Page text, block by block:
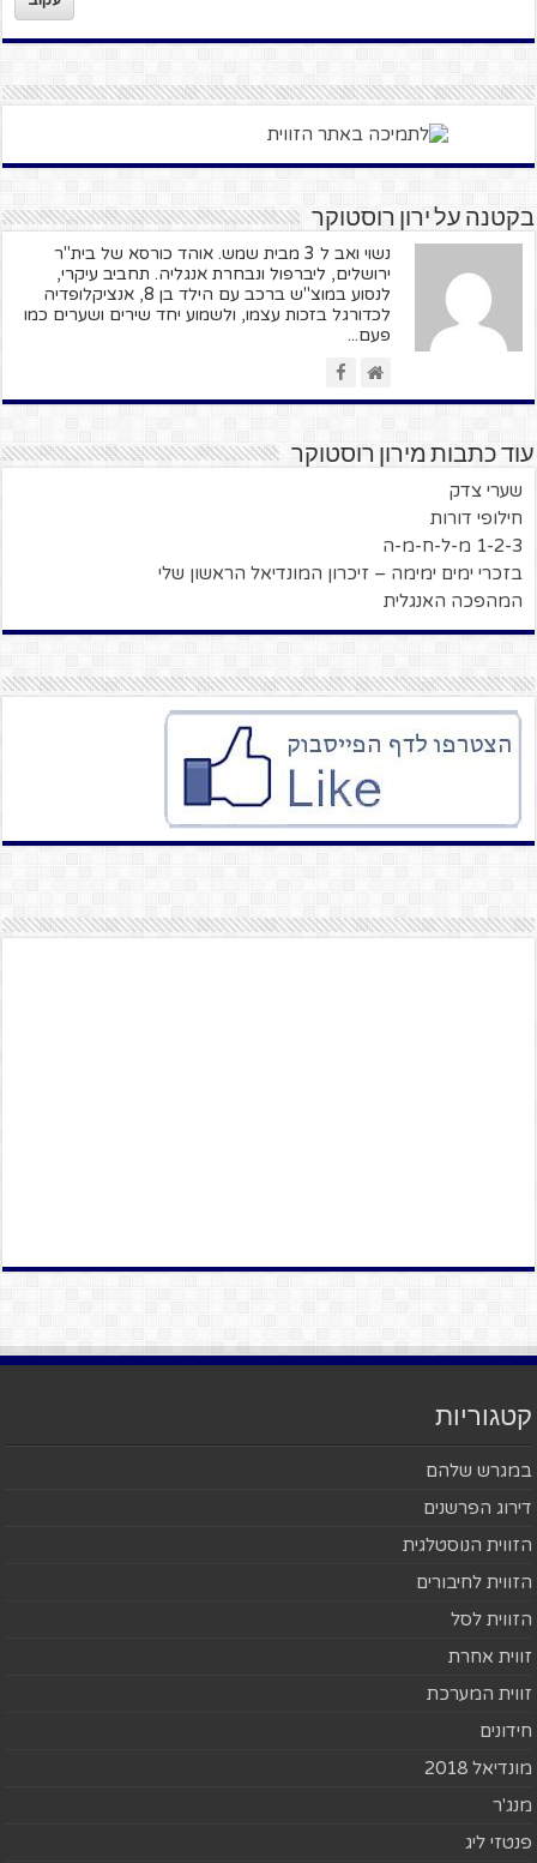
בקטנה על ירון רוסטוקר
נשוי ואב ל 3 מבית שמש. אוהד כורסא של בית"ר
ירושלים, ליברפול ונבחרת אנגליה. תחביב עיקרי,
לנסוע במוצ"ש ברכב עם הילד בן 8, אנציקלופדיה
לכדורגל בזכות עצמו, ולשמוע יחד שירים ושערים כמו
פעם...
עוד כתבות מירון רוסטוקר
שערי צדק
חילופי דורות
1-2-3 מ-ל-ח-מ-ה
בזכרי ימים ימימה – זיכרון המונדיאל הראשון שלי
המהפכה האנגלית
קטגוריות
במגרש שלהם
דירוג הפרשנים
הזווית הנוסטלגית
הזווית לחיבורים
הזווית לסל
זווית אחרת
זווית המערכת
חידונים
מונדיאל 2018
מנג'ר
פנטזי ליג